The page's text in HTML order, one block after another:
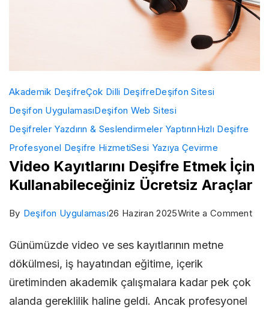
Akademik DeşifreÇok Dilli DeşifreDeşifon Sitesi
Deşifon UygulamasıDeşifon Web Sitesi
Deşifreler Yazdırın & Seslendirmeler YaptırınHızlı Deşifre
Profesyonel Deşifre HizmetiSesi Yazıya Çevirme
Video Kayıtlarını Deşifre Etmek İçin
Kullanabileceğiniz Ücretsiz Araçlar
By Deşifon Uygulaması26 Haziran 2025Write a Commenton
Günümüzde video ve ses kayıtlarının metne
dökülmesi, iş hayatından eğitime, içerik
üretiminden akademik çalışmalara kadar pek çok
alanda gereklilik haline geldi. Ancak profesyonel